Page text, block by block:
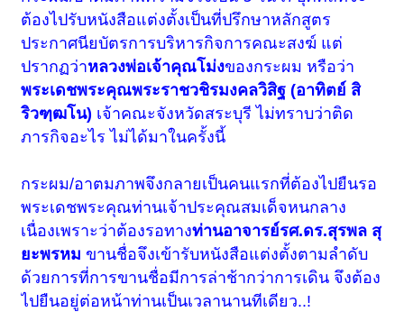
ต้องไปรับหนังสือแต่งตั้งเป็นที่ปรึกษาหลักสูตร
ประกาศนียบัตรการบริหารกิจการคณะสงฆ์ แต่
ปรากฏว่าหลวงพ่อเจ้าคุณโม่งของกระผม หรือว่า
พระเดชพระคุณพระราชวชิรมงคลวิสิฐ (อาทิตย์ สิ
ริวฑฺฒโน) เจ้าคณะจังหวัดสระบุรี ไม่ทราบว่าติด
ภารกิจอะไร ไม่ได้มาในครั้งนี้
กระผม/อาตมภาพจึงกลายเป็นคนแรกที่ต้องไปยืนรอ
พระเดชพระคุณท่านเจ้าประคุณสมเด็จหนกลาง
เนื่องเพราะว่าต้องรอทางท่านอาจารย์รศ.ดร.สุรพล สุ
ยะพรหม ขานชื่อจึงเข้ารับหนังสือแต่งตั้งตามลำดับ
ด้วยการที่การขานชื่อมีการล่าช้ากว่าการเดิน จึงต้อง
ไปยืนอยู่ต่อหน้าท่านเป็นเวลานานทีเดียว..!